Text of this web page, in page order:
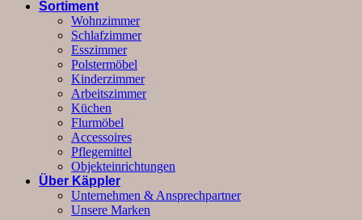
Sortiment
Wohnzimmer
Schlafzimmer
Esszimmer
Polstermöbel
Kinderzimmer
Arbeitszimmer
Küchen
Flurmöbel
Accessoires
Pflegemittel
Objekteinrichtungen
Über Käppler
Unternehmen & Ansprechpartner
Unsere Marken